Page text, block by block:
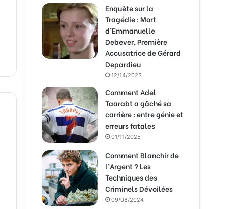
Enquête sur la
Tragédie : Mort
d’Emmanuelle
Debever, Première
Accusatrice de Gérard
Depardieu
12/14/2023
Comment Adel
Taarabt a gâché sa
carrière : entre génie et
erreurs fatales
01/11/2025
Comment Blanchir de
l’Argent ? Les
Techniques des
Criminels Dévoilées
09/08/2024